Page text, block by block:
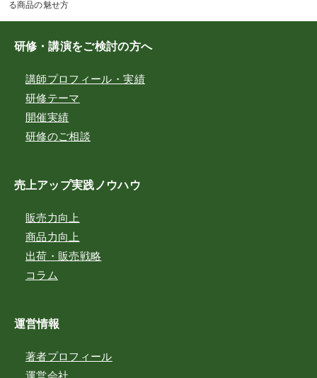
る商品の魅せ方
研修・講演をご検討の方へ
講師プロフィール・実績
研修テーマ
開催実績
研修のご相談
売上アップ実践ノウハウ
販売力向上
商品力向上
出荷・販売戦略
コラム
運営情報
著者プロフィール